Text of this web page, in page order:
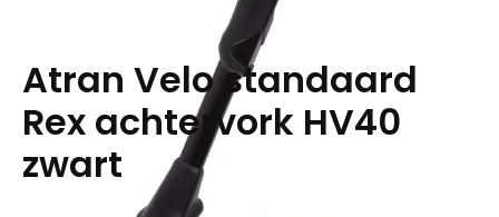
Atran Velo standaard
Rex achtervork HV40
zwart